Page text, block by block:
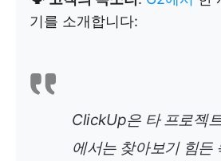
기를 소개합니다:
ClickUp은 타 프로젝
에서는 찾아보기 힘든